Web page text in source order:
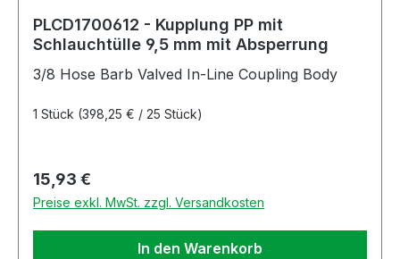
PLCD1700612 - Kupplung PP mit
Schlauchtülle 9,5 mm mit Absperrung
3/8 Hose Barb Valved In-Line Coupling Body
1 Stück (398,25 € / 25 Stück)
Regulärer Preis:
15,93 €
Preise exkl. MwSt. zzgl. Versandkosten
In den Warenkorb